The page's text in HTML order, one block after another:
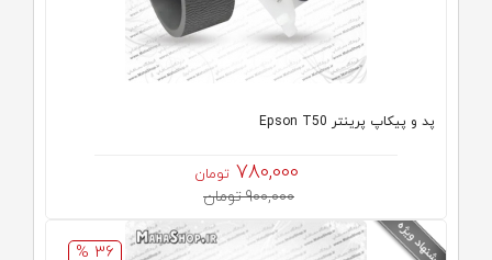
پد و پیکاپ پرینتر Epson T50
780,000 تومان
900,000 تومان
36 %